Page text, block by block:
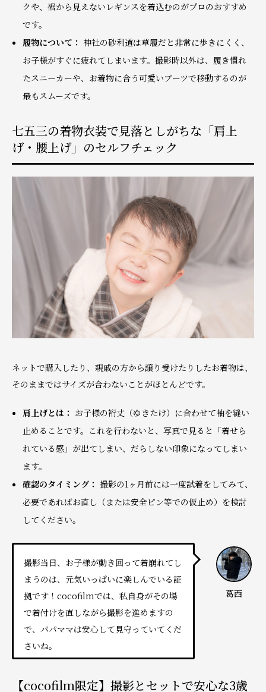
クや、裾から見えないレギンスを着込むのがプロのおすすめ
です。
履物について： 神社の砂利道は草履だと非常に歩きにくく、
お子様がすぐに疲れてしまいます。撮影時以外は、履き慣れ
たスニーカーや、お着物に合う可愛いブーツで移動するのが
最もスムーズです。
七五三の着物衣装で見落としがちな「肩上
げ・腰上げ」のセルフチェック
ネットで購入したり、親戚の方から譲り受けたりしたお着物は、
そのままではサイズが合わないことがほとんどです。
肩上げとは： お子様の裄丈（ゆきたけ）に合わせて袖を縫い
止めることです。これを行わないと、写真で見ると「着せら
れている感」が出てしまい、だらしない印象になってしまい
ます。
確認のタイミング： 撮影の1ヶ月前には一度試着をしてみて、
必要であればお直し（または安全ピン等での仮止め）を検討
してください。
葛西
撮影当日、お子様が動き回って着崩れてし
まうのは、元気いっぱいに楽しんでいる証
拠です！cocofilmでは、私自身がその場
で着付けを直しながら撮影を進めますの
で、パパママは安心して見守っていてくだ
さいね。
【cocofilm限定】撮影とセットで安心な3歳